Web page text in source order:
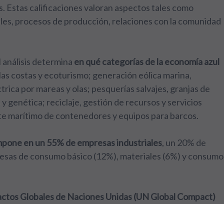
Estas calificaciones valoran aspectos tales como
procesos de producción, relaciones con la comunidad
determina en qué categorías de la economía azul
costas y ecoturismo; generación eólica marina,
por mareas y olas; pesquerías salvajes, granjas de
genética; reciclaje, gestión de recursos y servicios
marítimo de contenedores y equipos para barcos.
en un 55% de empresas industriales, un 20% de
de consumo básico (12%), materiales (6%) y consumo
Globales de Naciones Unidas (UN Global Compact)